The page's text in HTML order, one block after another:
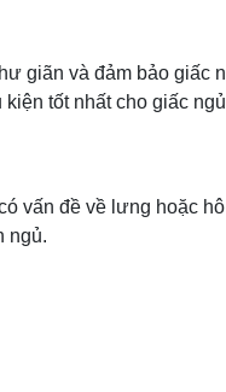
giãn và đảm bảo giấc
tốt nhất cho giấc
vấn đề về lưng hoặc
ngủ.